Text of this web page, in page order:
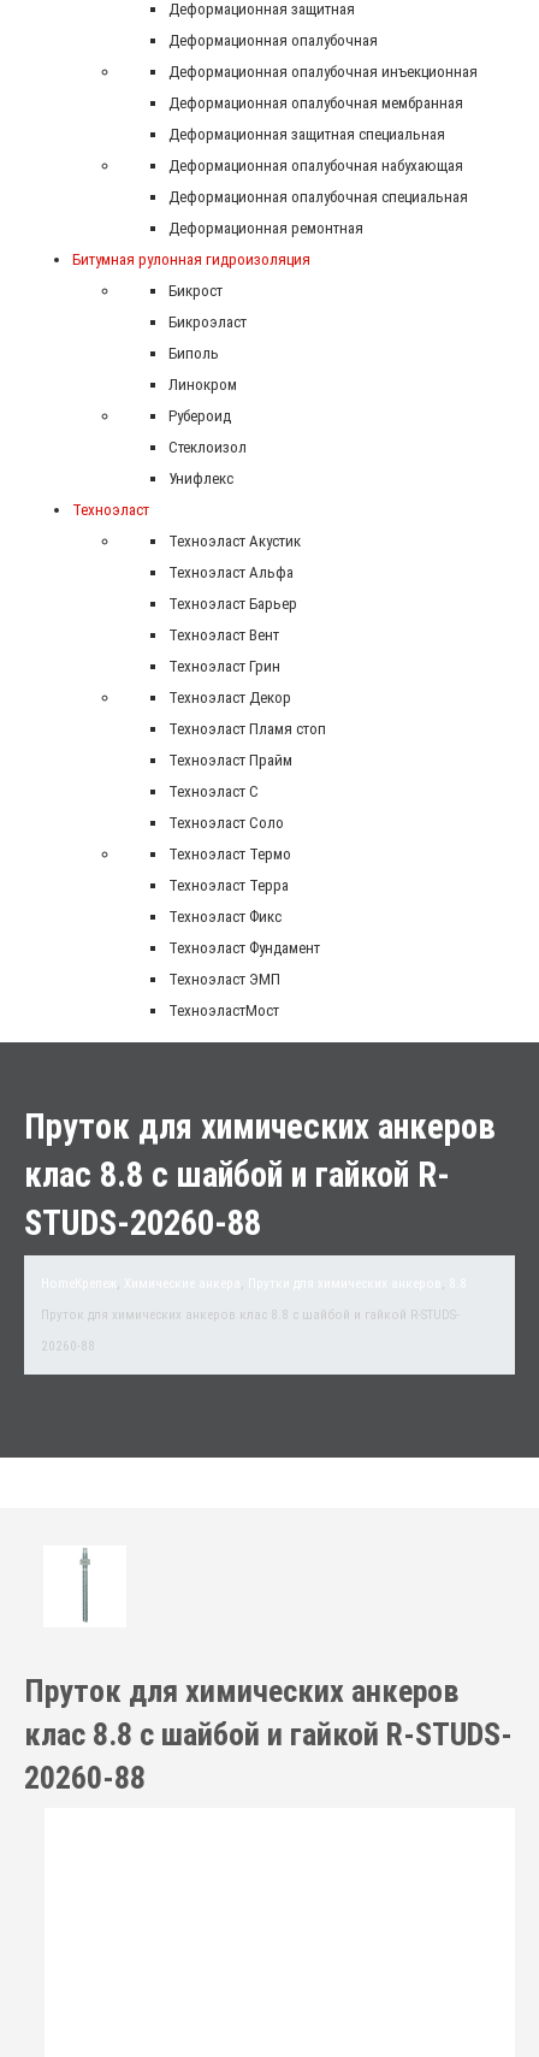
Деформационная защитная
Деформационная опалубочная
Деформационная опалубочная инъекционная
Деформационная опалубочная мембранная
Деформационная защитная специальная
Деформационная опалубочная набухающая
Деформационная опалубочная специальная
Деформационная ремонтная
Битумная рулонная гидроизоляция
Бикрост
Бикроэласт
Биполь
Линокром
Рубероид
Стеклоизол
Унифлекс
Техноэласт
Техноэласт Акустик
Техноэласт Альфа
Техноэласт Барьер
Техноэласт Вент
Техноэласт Грин
Техноэласт Декор
Техноэласт Пламя стоп
Техноэласт Прайм
Техноэласт С
Техноэласт Соло
Техноэласт Термо
Техноэласт Терра
Техноэласт Фикс
Техноэласт Фундамент
Техноэласт ЭМП
ТехноэластМост
Пруток для химических анкеров
клас 8.8 с шайбой и гайкой R-
STUDS-20260-88
, , ,
Пруток для химических анкеров клас 8.8 с шайбой и гайкой R-STUDS-
20260-88
Пруток для химических анкеров
клас 8.8 с шайбой и гайкой R-STUDS-
20260-88